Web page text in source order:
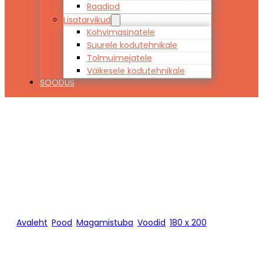
Raadiod
Lisatarvikud
Kohvimasinatele
Suurele kodutehnikale
Tolmuimejatele
Väikesele kodutehnikale
SOODUS
Avaleht Pood Magamistuba Voodid 180 x 200